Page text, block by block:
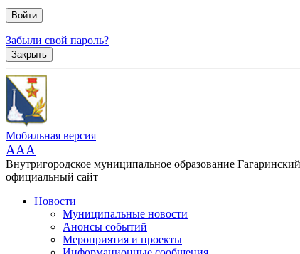
Забыли свой пароль?
Закрыть
Мобильная версия
AAA
Внутригородское муниципальное образование
официальный сайт
Новости
Муниципальные новости
Анонсы событий
Мероприятия и проекты